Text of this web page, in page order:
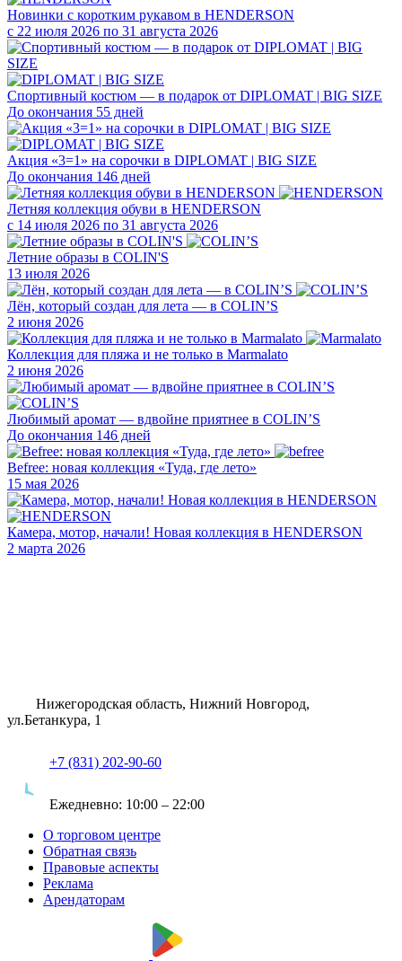
Новинки с коротким рукавом в HENDERSON
с 22 июля 2026 по 31 августа 2026
Спортивный костюм — в подарок от DIPLOMAT | BIG SIZE
До окончания 55 дней
Акция «3=1» на сорочки в DIPLOMAT | BIG SIZE
До окончания 146 дней
Летняя коллекция обуви в HENDERSON
с 14 июля 2026 по 31 августа 2026
Летние образы в COLIN'S
13 июля 2026
Лён, который создан для лета — в COLIN’S
2 июня 2026
Коллекция для пляжа и не только в Marmalato
2 июня 2026
Любимый аромат — вдвойне приятнее в COLIN’S
До окончания 146 дней
Befree: новая коллекция «Туда, где лето»
15 мая 2026
Камера, мотор, начали! Новая коллекция в HENDERSON
2 марта 2026
Нижегородская область, Нижний Новгород,
ул.Бетанкура, 1
+7 (831) 202-90-60
Ежедневно: 10:00 – 22:00
О торговом центре
Обратная связь
Правовые аспекты
Реклама
Арендаторам